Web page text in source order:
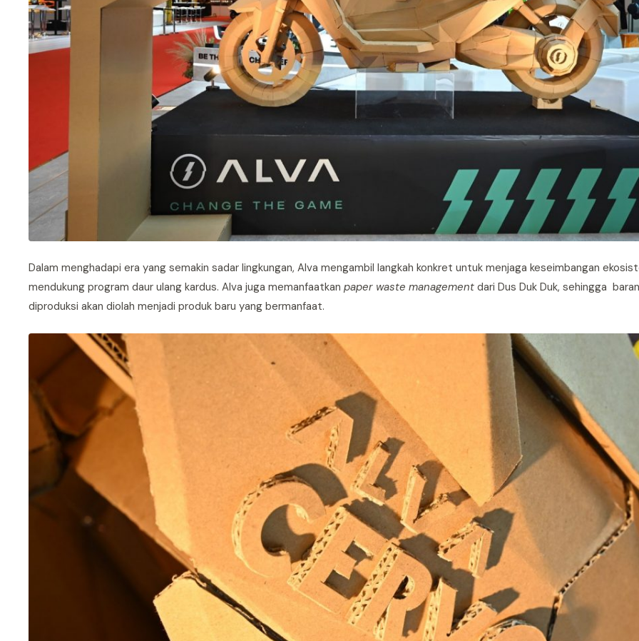
Dalam menghadapi era yang semakin sadar lingkungan, Alva mengambil langkah konkret untuk menjaga keseimbangan
mendukung program daur ulang kardus. Alva juga memanfaatkan paper waste management dari Dus Duk Duk, sehingga
diproduksi akan diolah menjadi produk baru yang bermanfaat.